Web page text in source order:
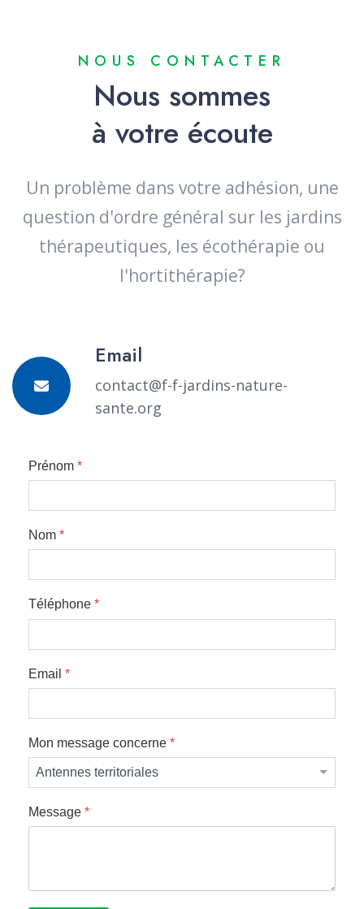
NOUS CONTACTER
Nous sommes
à votre écoute
Un problème dans votre adhésion, une
question d'ordre général sur les jardins
thérapeutiques, les écothérapie ou
l'hortithérapie?
Email
contact@f-f-jardins-nature-
sante.org
Prénom *
Nom *
Téléphone *
Email *
Mon message concerne *
Message *